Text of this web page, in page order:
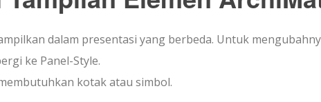
dalam presentasi yang berbeda. Untuk
ke Panel-Style.
kotak atau simbol.